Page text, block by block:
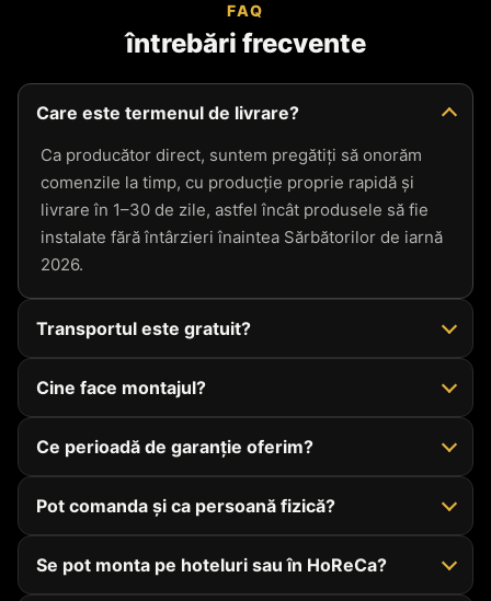
FAQ
întrebări frecvente
Care este termenul de livrare?
Ca producător direct, suntem pregătiți să onorăm
comenzile la timp, cu producție proprie rapidă și
livrare în 1–30 de zile, astfel încât produsele să fie
instalate fără întârzieri înaintea Sărbătorilor de iarnă
2026.
Transportul este gratuit?
Cine face montajul?
Ce perioadă de garanție oferim?
Pot comanda și ca persoană fizică?
Se pot monta pe hoteluri sau în HoReCa?